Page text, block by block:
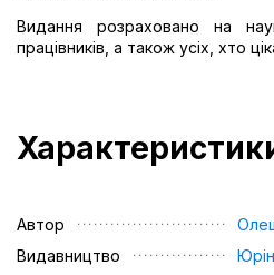
Видання розраховано на
працівників, а також усіх, хто
Автор
Видавництво